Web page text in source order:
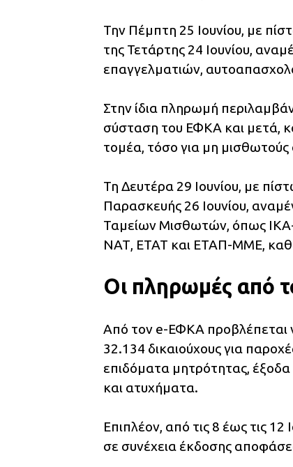
Την Πέμπτη 25 Ιουνίου, με
της Τετάρτης 24 Ιουνίου,
επαγγελματιών,
Στην ίδια πληρωμή
σύσταση του ΕΦΚΑ και μετά,
τομέα, τόσο για μη μισθωτούς
Τη Δευτέρα 29 Ιουνίου, με
Παρασκευής 26 Ιουνίου,
Ταμείων Μισθωτών, όπως
ΝΑΤ, ΕΤΑΤ και ΕΤΑΠ-ΜΜΕ,
Οι πληρωμές από
Από τον e-ΕΦΚΑ προβλέπεται
32.134 δικαιούχους για
επιδόματα μητρότητας,
και ατυχήματα.
Επιπλέον, από τις 8 έως τις
σε συνέχεια έκδοσης